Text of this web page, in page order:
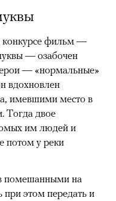
конкурсе фильм —
— озабочен
— «нормальные»
вдохновлен
имевшими место в
Тогда двое
им людей и
потом у реки
помешанными на
этом передать и